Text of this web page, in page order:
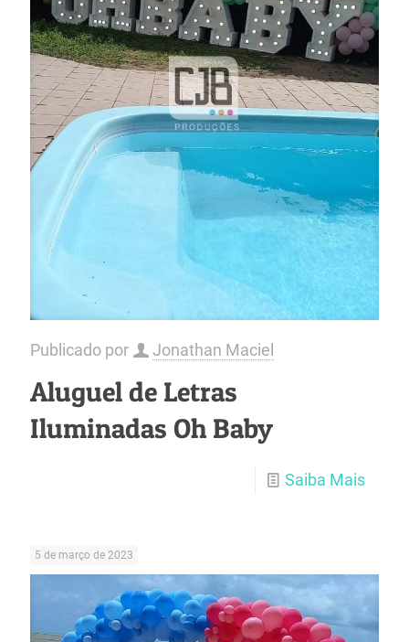
Publicado por Jonathan Maciel
Aluguel de Letras
Iluminadas Oh Baby
Saiba Mais
5 de março de 2023